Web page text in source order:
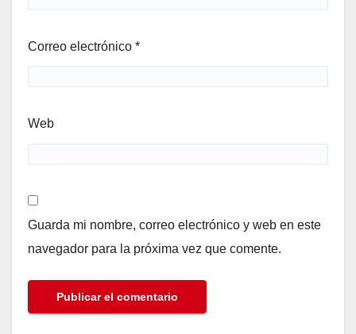
Correo electrónico *
Web
Guarda mi nombre, correo electrónico y web en este
navegador para la próxima vez que comente.